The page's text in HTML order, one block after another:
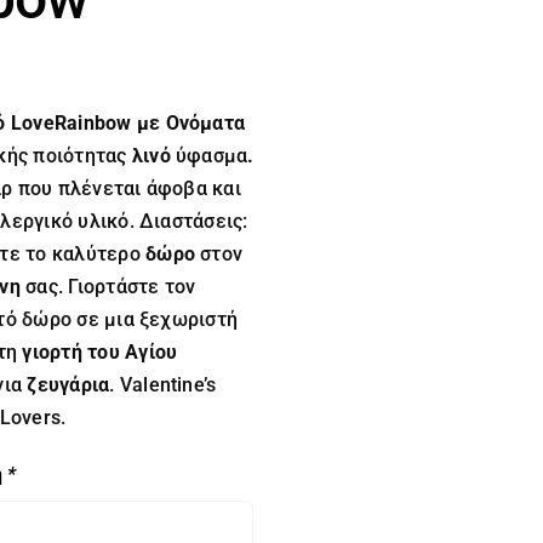
LoveRainbow με Ονόματα
ποιότητας λινόύφασμα.
που πλένεται άφοβα και
υλικό. Διαστάσεις:
το καλύτεροδώρο στον
σας. Γιορτάστε τον
δώρο σε μια ξεχωριστή
γιορτή του Αγίου
ζευγάρια. Valentine’s
*